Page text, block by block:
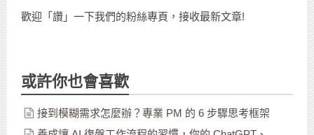
歡迎「讚」一下我們的粉絲專頁，接收最新文章!
或許你也會喜歡
接到模糊需求怎麼辦？專業 PM 的 6 步驟思考框架